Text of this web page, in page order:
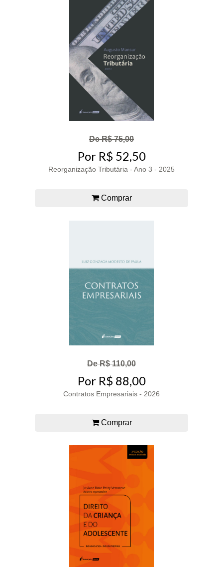
De R$ 75,00
Por R$ 52,50
Reorganização Tributária - Ano 3 - 2025
Comprar
De R$ 110,00
Por R$ 88,00
Contratos Empresariais - 2026
Comprar